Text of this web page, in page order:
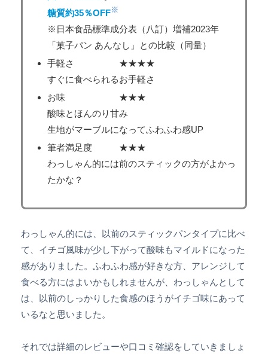
糖質約35％OFF※
※日本食品標準成分表（八訂）増補2023年
「菓子パン あんなし」との比較（同量）
手軽さ ★★★★
すぐに食べられるお手軽さ
お味 ★★★
酸味とほんのり甘み
生地がマーブルになってふわふわ感UP
筆者満足度 ★★★
わっしゃん的には前のスティックの方がよかっ
たかな？
わっしゃん的には、以前のスティックパンタイプに比べ
て、イチゴ風味が少し下がって酸味もマイルドになった
感がありました。ふわふわ感が好きな方、アレンジして
食べる方にはよいかもしれませんが、わっしゃんとして
は、以前のしっかりした食感のほうがイチゴ味にあって
いるなと思いました。
それでは詳細のレビューや口コミ確認をしていきましょ